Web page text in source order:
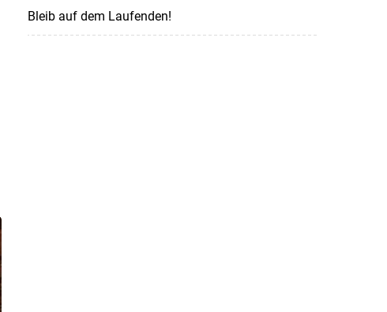
Bleib auf dem Laufenden!